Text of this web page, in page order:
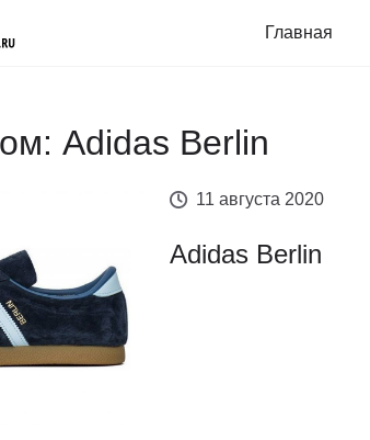
Главная
Adidas Berlin
11 августа 2020
Adidas Berlin